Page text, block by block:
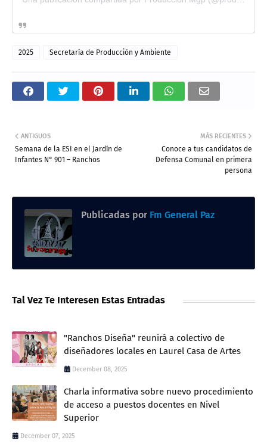
2025 Secretaría de Producción y Ambiente
MÁS RECIENTES
Conoce a tus candidatos de
Defensa Comunal en primera
persona
ANTIGUOS
Semana de la ESI en el Jardín de
Infantes N° 901 – Ranchos
Publicadas por Fm General Paz
Tal Vez Te Interesen Estas Entradas
"Ranchos Diseña" reunirá a colectivo de
diseñadores locales en Laurel Casa de Artes
December 08, 2025
Charla informativa sobre nuevo procedimiento
de acceso a puestos docentes en Nivel
Superior
December 07, 2025